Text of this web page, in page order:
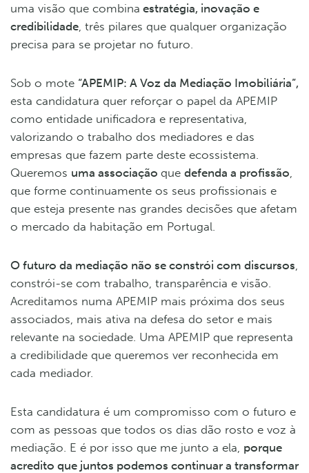
uma visão que combina estratégia, inovação e
credibilidade , três pilares que qualquer organização
precisa para se projetar no futuro.
Sob o mote “APEMIP: A Voz da Mediação Imobiliária”,
esta candidatura quer reforçar o papel da APEMIP
como entidade unificadora e representativa,
valorizando o trabalho dos mediadores e das
empresas que fazem parte deste ecossistema.
Queremos uma associação que defenda a profissão
que forme continuamente os seus profissionais e
que esteja presente nas grandes decisões que afetam
o mercado da habitação em Portugal.
O futuro da mediação não se constrói com discursos
constrói-se com trabalho, transparência e visão.
Acreditamos numa APEMIP mais próxima dos seus
associados, mais ativa na defesa do setor e mais
relevante na sociedade. Uma APEMIP que representa
a credibilidade que queremos ver reconhecida em
cada mediador.
Esta candidatura é um compromisso com o futuro e
com as pessoas que todos os dias dão rosto e voz à
mediação. E é por isso que me junto a ela, porque
acredito que juntos podemos continuar a transformar